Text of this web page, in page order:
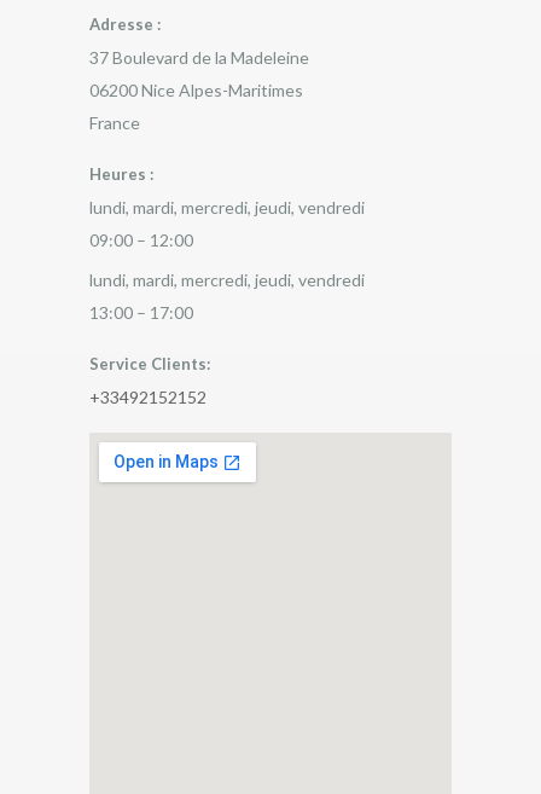
Adresse :
37 Boulevard de la Madeleine
06200NiceAlpes-Maritimes
France
Heures :
lundi, mardi, mercredi, jeudi, vendredi
09:00 – 12:00
lundi, mardi, mercredi, jeudi, vendredi
13:00 – 17:00
Service Clients:
+33492152152